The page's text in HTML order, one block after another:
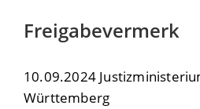
Freigabevermerk
10.09.2024
Württemberg